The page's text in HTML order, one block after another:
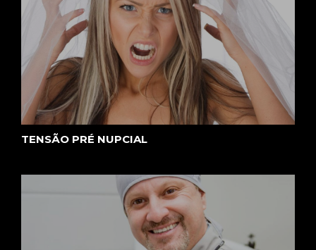
TENSÃO PRÉ NUPCIAL